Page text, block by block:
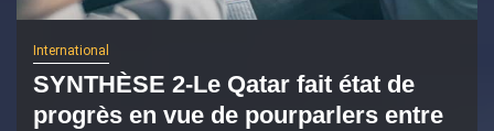
International
SYNTHÈSE 2-Le Qatar fait état de
progrès en vue de pourparlers entre